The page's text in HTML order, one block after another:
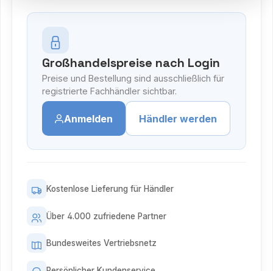
Großhandelspreise nach Login
Preise und Bestellung sind ausschließlich für
registrierte Fachhändler sichtbar.
Anmelden Händler werden
Kostenlose Lieferung für Händler
Über 4.000 zufriedene Partner
Bundesweites Vertriebsnetz